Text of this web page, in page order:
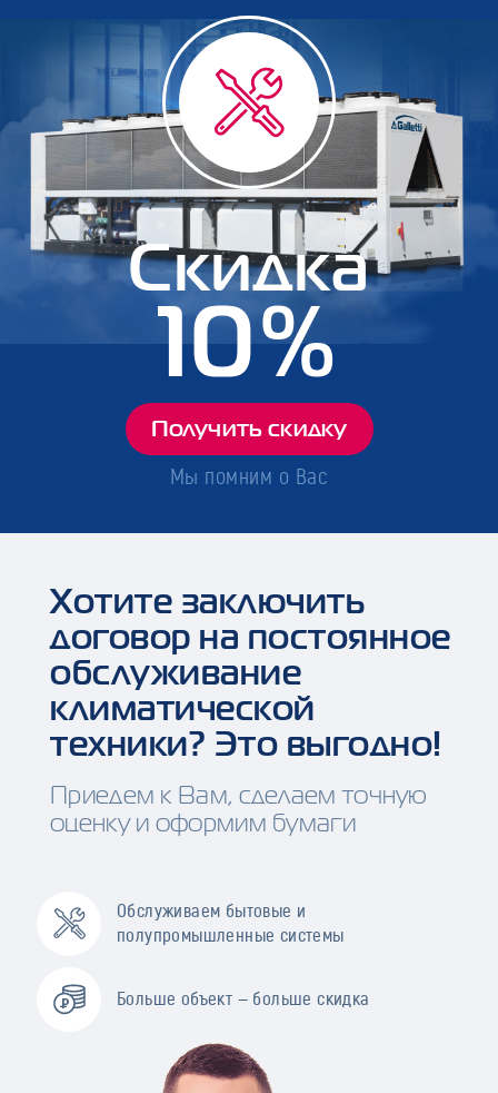
Мы помним о Вас
Скидка
10%
Получить скидку
Хотите заключить
договор на постоянное
обслуживание
климатической
техники? Это выгодно!
Приедем к Вам, сделаем точную
оценку и оформим бумаги
Обслуживаем бытовые и
полупромышленные системы
Больше объект — больше скидка